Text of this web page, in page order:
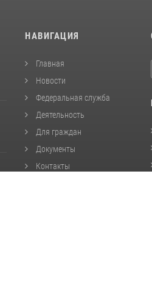
НАВИГАЦИЯ
Главная
Новости
Федеральная служба
Деятельность
Для граждан
Документы
Контакты